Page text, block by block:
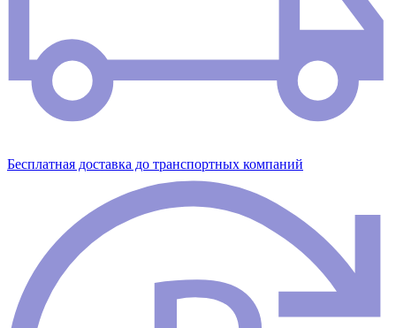
Бесплатная доставка до транспортных компаний